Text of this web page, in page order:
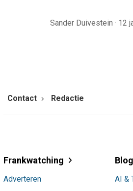
Sander Duivestein · 12
Contact Redactie
Frankwatching
Adverteren
Blog
AI &